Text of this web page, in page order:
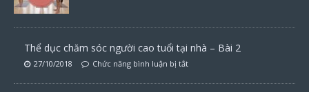
Thể dục chăm sóc người cao tuổi tại nhà – Bài 2
27/10/2018 Chức năng bình luận bị tắt